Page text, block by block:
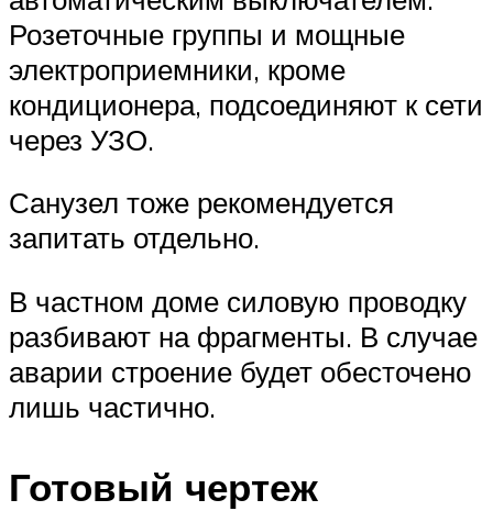
Розеточные группы и мощные
электроприемники, кроме
кондиционера, подсоединяют к сети
через УЗО.
Санузел тоже рекомендуется
запитать отдельно.
В частном доме силовую проводку
разбивают на фрагменты. В случае
аварии строение будет обесточено
лишь частично.
Готовый чертеж